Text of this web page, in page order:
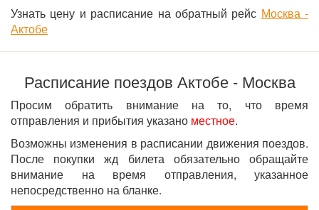
Узнать цену и расписание на обратный рейс Москва -
Актобе
Расписание поездов Актобе - Москва
Просим обратить внимание на то, что время
отправления и прибытия указано местное.
Возможны изменения в расписании движения поездов.
После покупки жд билета обязательно обращайте
внимание на время отправления, указанное
непосредственно на бланке.